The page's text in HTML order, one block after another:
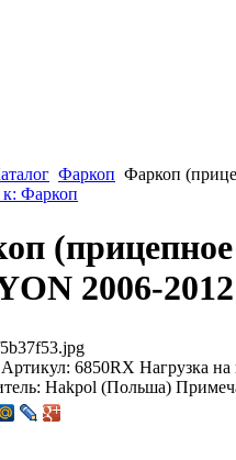
Фаркоп Фаркоп
к: Фаркоп
2006-2012
Артикул: 6850RX Нагрузка
Hakpol (Польша)